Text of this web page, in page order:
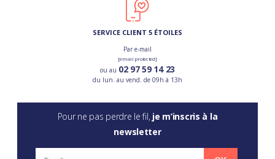
SERVICE CLIENT 5 ÉTOILES
Par e-mail
[email protected]
ou au 02 97 59 14 23
du lun. au vend. de 09h à 13h
Pour ne pas perdre le fil, je m’inscris à la
newsletter